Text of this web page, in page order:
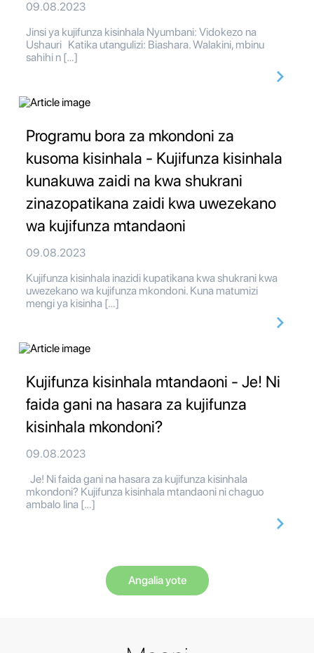
09.08.2023
Jinsi ya kujifunza kisinhala Nyumbani: Vidokezo na
Ushauri Katika utangulizi: Biashara. Walakini, mbinu
sahihi n […]
Programu bora za mkondoni za
kusoma kisinhala - Kujifunza kisinhala
kunakuwa zaidi na kwa shukrani
zinazopatikana zaidi kwa uwezekano
wa kujifunza mtandaoni
09.08.2023
Kujifunza kisinhala inazidi kupatikana kwa shukrani kwa
uwezekano wa kujifunza mkondoni. Kuna matumizi
mengi ya kisinha […]
Kujifunza kisinhala mtandaoni - Je! Ni
faida gani na hasara za kujifunza
kisinhala mkondoni?
09.08.2023
Je! Ni faida gani na hasara za kujifunza kisinhala
mkondoni? Kujifunza kisinhala mtandaoni ni chaguo
ambalo lina […]
Angalia yote